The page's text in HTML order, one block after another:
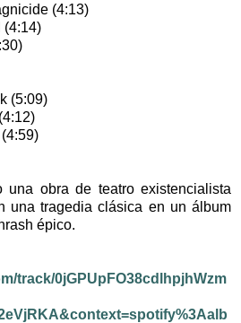
(4:13)
(4:14)
(5:09)
una obra de teatro existencialista
una tragedia clásica en un álbum
épico.
track/0jGPUpFO38cdlhpjhWzm